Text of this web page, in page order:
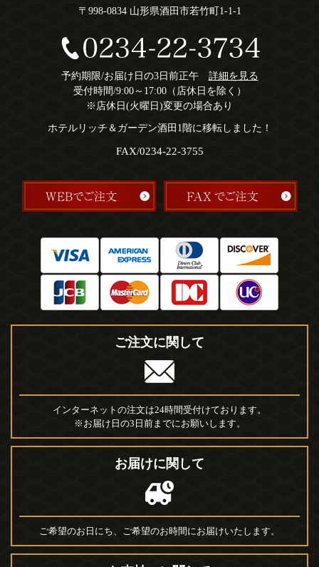
〒998-0834 山形県酒田市若竹町1-1-1
予約期限/お届け日の3日前正午 詳細を見る
受付時間/9:00～17:00（店休日を除く）
※店休日(火曜日)変更の場合あり
ホテルリッチ＆ガーデン酒田1階に移転しました！
FAX/0234-22-3755
ご注文に関して
インターネットの注文は24時間受付けております。
※お届け日の3日前までにお願いします。
お届けに関して
ご希望のお日にち、ご希望のお時間にお届けいたします。